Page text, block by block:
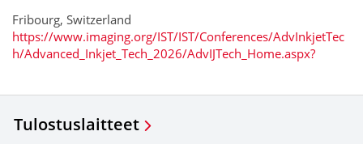
Fribourg, Switzerland
https://www.imaging.org/IST/IST/Conferences/AdvInkjetTec
h/Advanced_Inkjet_Tech_2026/AdvIJTech_Home.aspx?
Tulostuslaitteet